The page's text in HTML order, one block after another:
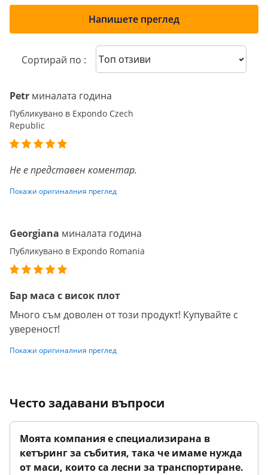
Напишете преглед
Сортирай по : Sort reviews
Petr миналата година
Публикувано в Expondo Czech
Republic
Не е представен коментар.
Покажи оригиналния преглед
Georgiana миналата година
Публикувано в Expondo Romania
Бар маса с висок плот
Много съм доволен от този продукт! Купувайте с
увереност!
Покажи оригиналния преглед
Често задавани въпроси
Моята компания е специализирана в
кетъринг за събития, така че имаме нужда
от маси, които са лесни за транспортиране.